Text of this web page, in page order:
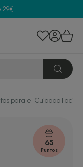
29€
para el Cuidado Facial
65
Puntos